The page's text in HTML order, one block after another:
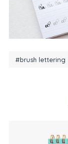
#brush lettering